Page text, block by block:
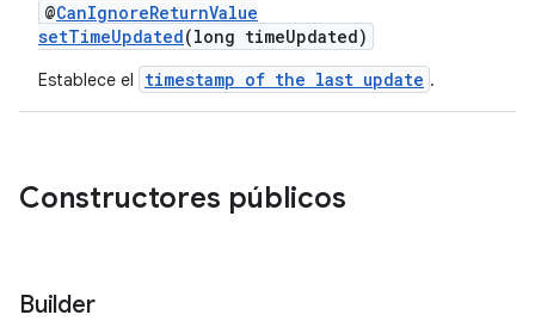
@CanIgnoreReturnValue
setTimeUpdated(long timeUpdated)
Establece el timestamp of the last update .
Constructores públicos
Builder